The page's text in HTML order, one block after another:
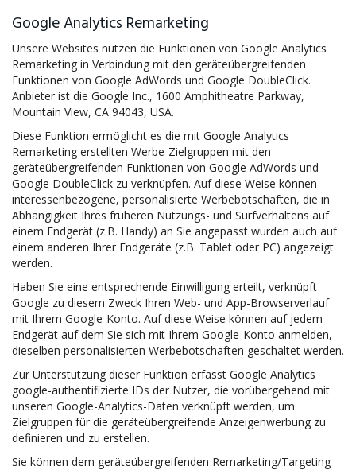
Google Analytics Remarketing
Unsere Websites nutzen die Funktionen von Google Analytics
Remarketing in Verbindung mit den geräteübergreifenden
Funktionen von Google AdWords und Google DoubleClick.
Anbieter ist die Google Inc., 1600 Amphitheatre Parkway,
Mountain View, CA 94043, USA.
Diese Funktion ermöglicht es die mit Google Analytics
Remarketing erstellten Werbe-Zielgruppen mit den
geräteübergreifenden Funktionen von Google AdWords und
Google DoubleClick zu verknüpfen. Auf diese Weise können
interessenbezogene, personalisierte Werbebotschaften, die in
Abhängigkeit Ihres früheren Nutzungs- und Surfverhaltens auf
einem Endgerät (z.B. Handy) an Sie angepasst wurden auch auf
einem anderen Ihrer Endgeräte (z.B. Tablet oder PC) angezeigt
werden.
Haben Sie eine entsprechende Einwilligung erteilt, verknüpft
Google zu diesem Zweck Ihren Web- und App-Browserverlauf
mit Ihrem Google-Konto. Auf diese Weise können auf jedem
Endgerät auf dem Sie sich mit Ihrem Google-Konto anmelden,
dieselben personalisierten Werbebotschaften geschaltet werden.
Zur Unterstützung dieser Funktion erfasst Google Analytics
google-authentifizierte IDs der Nutzer, die vorübergehend mit
unseren Google-Analytics-Daten verknüpft werden, um
Zielgruppen für die geräteübergreifende Anzeigenwerbung zu
definieren und zu erstellen.
Sie können dem geräteübergreifenden Remarketing/Targeting